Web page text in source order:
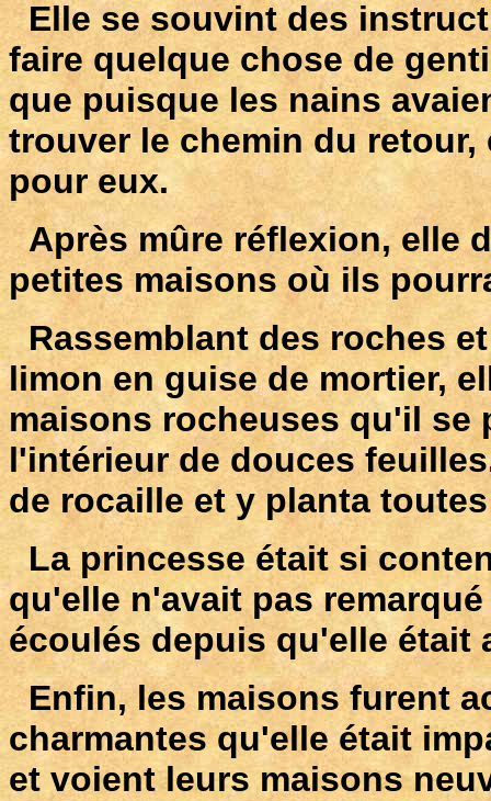
Elle se souvint des
faire quelque chose de
que puisque les nains
trouver le chemin du
pour eux.
Après mûre réflexion, elle
petites maisons où ils
Rassemblant des roches
limon en guise de mortier,
maisons rocheuses qu'il se
l'intérieur de douces
de rocaille et y planta
La princesse était si
qu'elle n'avait pas
écoulés depuis qu'elle était
Enfin, les maisons furent
charmantes qu'elle était
et voient leurs maisons